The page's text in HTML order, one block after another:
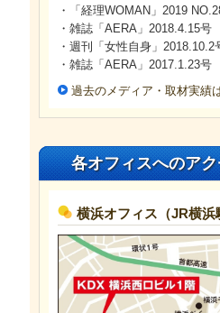
・「経理WOMAN」2019
・雑誌「AERA」2018.4.15号
・週刊「女性自身」2018.10.2
・雑誌「AERA」2017.1.23
過去のメディア・取材実績
各オフィスへのア
横浜オフィス（JR横浜